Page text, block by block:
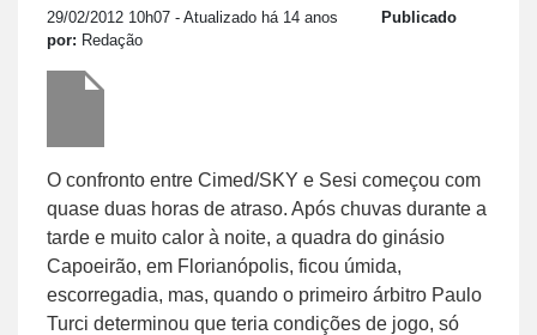
29/02/2012 10h07 - Atualizado há 14 anos
Publicado
por: Redação
O confronto entre Cimed/SKY e Sesi começou com
quase duas horas de atraso. Após chuvas durante a
tarde e muito calor à noite, a quadra do ginásio
Capoeirão, em Florianópolis, ficou úmida,
escorregadia, mas, quando o primeiro árbitro Paulo
Turci determinou que teria condições de jogo, só